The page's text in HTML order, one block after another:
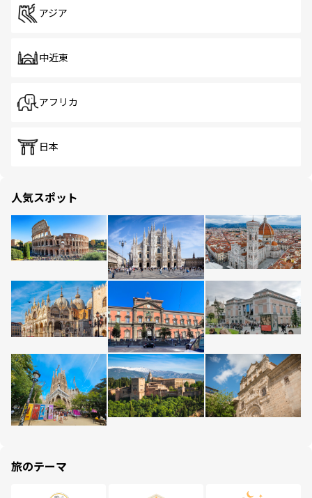
アジア
中近東
アフリカ
日本
人気スポット
旅のテーマ